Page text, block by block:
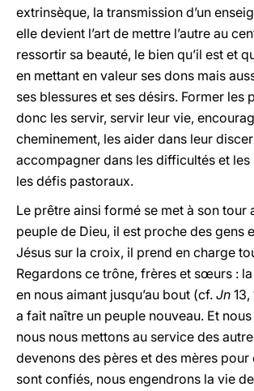
extrinsèque, la transmission d’un
elle devient l’art de mettre l’autre au
ressortir sa beauté, le bien qu’il est et
en mettant en valeur ses dons mais
ses blessures et ses désirs. Former les
donc les servir, servir leur vie,
cheminement, les aider dans leur
accompagner dans les difficultés et les
les défis pastoraux.
Le prêtre ainsi formé se met à son tour
peuple de Dieu, il est proche des gens
Jésus sur la croix, il prend en charge
Regardons ce trône, frères et sœurs :
en nous aimant jusqu’au bout (cf. Jn
a fait naître un peuple nouveau. Et
nous nous mettons au service des
devenons des pères et des mères pour
sont confiés, nous engendrons la vie